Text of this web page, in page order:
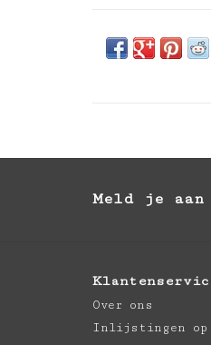
Meld je aan
Over ons
Inlijstingen op